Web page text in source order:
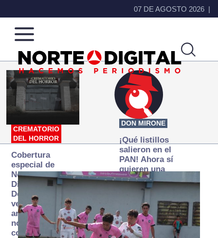
07 DE AGOSTO 2026
Norte
de
Ciudad
Más
que
noticias,
hacemos periodismo
CREMATORIO
DEL HORROR
Cobertura
especial de
Norte
Digital:
Donde la
verdad
arde… pero
no se
consume
DON MIRONE
¡Qué listillos
salieron en el
PAN! Ahora sí
quieren una
Fiscalía
autónoma… y
transexenal